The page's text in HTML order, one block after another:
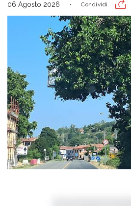
06 Agosto 2026 Condividi